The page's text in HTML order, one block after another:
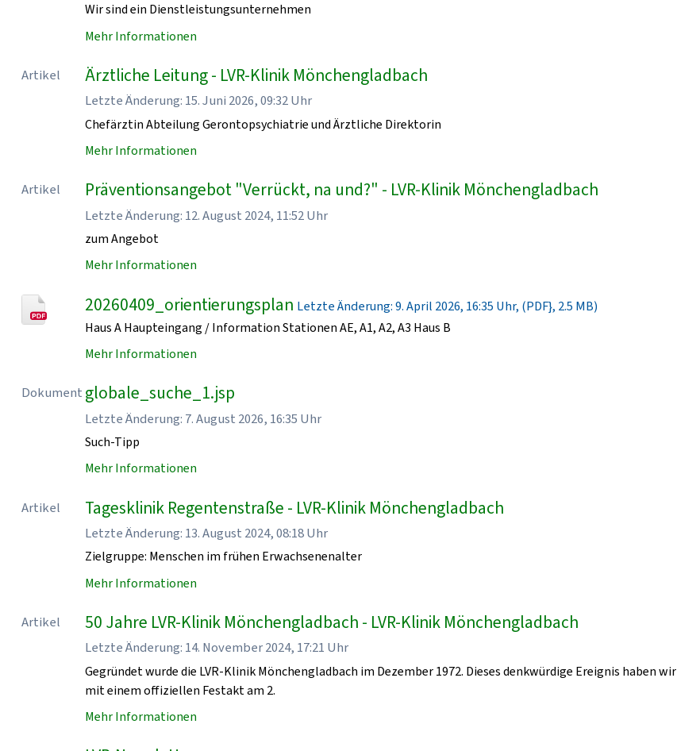
Wir sind ein Dienstleistungsunternehmen
Mehr Informationen
Artikel Ärztliche Leitung - LVR-Klinik Mönchengladbach
Letzte Änderung: 15. Juni 2026, 09:32 Uhr
Chefärztin Abteilung Gerontopsychiatrie und Ärztliche Direktorin
Mehr Informationen
Artikel Präventionsangebot "Verrückt, na und?" - LVR-Klinik Mönchengladbach
Letzte Änderung: 12. August 2024, 11:52 Uhr
zum Angebot
Mehr Informationen
20260409_orientierungsplan Letzte Änderung: 9. April 2026, 16:35 Uhr, (PDF}, 2.5 MB)
Haus A Haupteingang / Information Stationen AE, A1, A2, A3 Haus B
Mehr Informationen
Dokument globale_suche_1.jsp
Letzte Änderung: 7. August 2026, 16:35 Uhr
Such-Tipp
Mehr Informationen
Artikel Tagesklinik Regentenstraße - LVR-Klinik Mönchengladbach
Letzte Änderung: 13. August 2024, 08:18 Uhr
Zielgruppe: Menschen im frühen Erwachsenenalter
Mehr Informationen
Artikel 50 Jahre LVR-Klinik Mönchengladbach - LVR-Klinik Mönchengladbach
Letzte Änderung: 14. November 2024, 17:21 Uhr
Gegründet wurde die LVR-Klinik Mönchengladbach im Dezember 1972. Dieses denkwürdige Ereignis haben wir
mit einem offiziellen Festakt am 2.
Mehr Informationen